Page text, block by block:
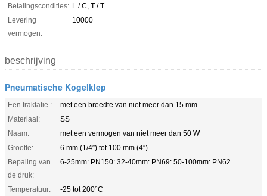
Betalingscondities: L / C, T / T
Levering
vermogen:
10000
beschrijving
Pneumatische Kogelklep
Een traktatie.:
met een breedte van niet meer dan 15 mm
Materiaal:
SS
Naam:
met een vermogen van niet meer dan 50 W
Grootte:
6 mm (1/4′′) tot 100 mm (4′′)
Bepaling van
de druk:
6-25mm: PN150: 32-40mm: PN69: 50-100mm: PN62
Temperatuur:
-25 tot 200°C